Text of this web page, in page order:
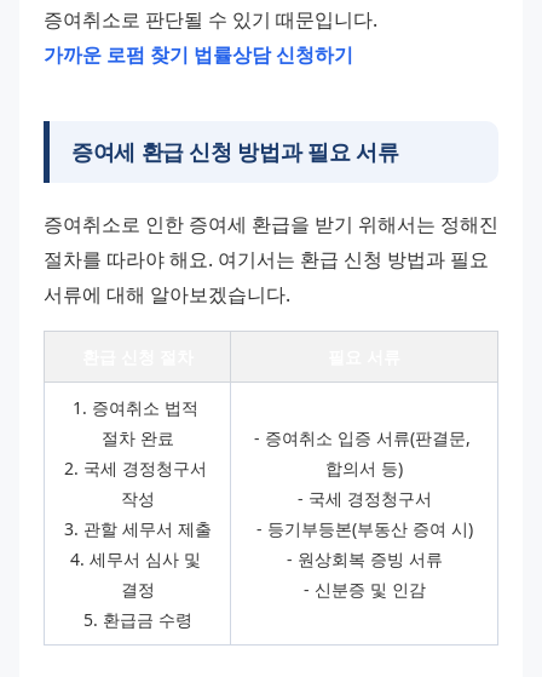
증여취소로 판단될 수 있기 때문입니다.
가까운 로펌 찾기 법률상담 신청하기
증여세 환급 신청 방법과 필요 서류
증여취소로 인한 증여세 환급을 받기 위해서는 정해진
절차를 따라야 해요. 여기서는 환급 신청 방법과 필요
서류에 대해 알아보겠습니다.
1. 증여취소 법적
절차 완료
2. 국세 경정청구서
작성
3. 관할 세무서 제출
4. 세무서 심사 및
결정
5. 환급금 수령
- 증여취소 입증 서류(판결문,
합의서 등)
- 국세 경정청구서
- 등기부등본(부동산 증여 시)
- 원상회복 증빙 서류
- 신분증 및 인감